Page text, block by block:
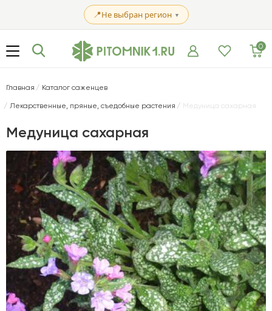
📍Не выбран регион ▼
0
Главная Каталог саженцев
Лекарственные, пряные, съедобные растения Медуница сахарная
Медуница сахарная